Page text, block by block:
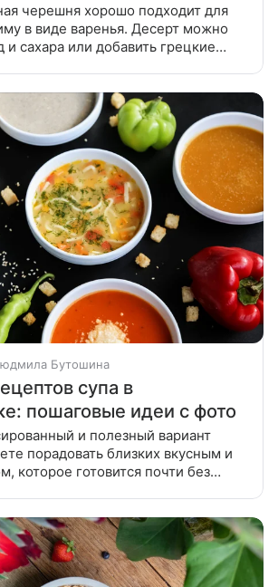
черешня хорошо подходит для
в виде варенья. Десерт можно
и сахара или добавить грецкие
Бутошина
супа в
пошаговые идеи с фото
и полезный вариант
порадовать близких вкусным и
которое готовится почти без